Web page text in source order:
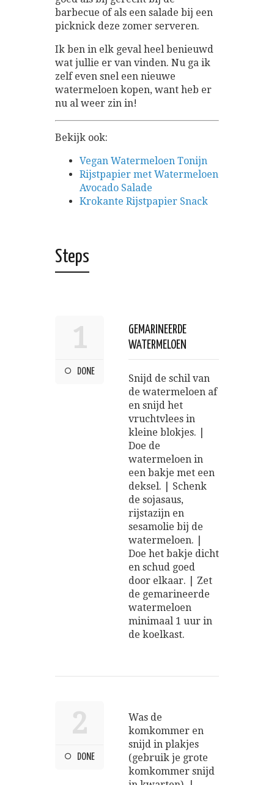
barbecue of als een salade bij een
picknick deze zomer serveren.
Ik ben in elk geval heel benieuwd
wat jullie er van vinden. Nu ga ik
zelf even snel een nieuwe
watermeloen kopen, want heb er
nu al weer zin in!
Bekijk ook:
Vegan Watermeloen Tonijn
Rijstpapier met Watermeloen
Avocado Salade
Krokante Rijstpapier Snack
Steps
1
DONE
GEMARINEERDE
WATERMELOEN
Snijd de schil van
de watermeloen af
en snijd het
vruchtvlees in
kleine blokjes. |
Doe de
watermeloen in
een bakje met een
deksel. | Schenk
de sojasaus,
rijstazijn en
sesamolie bij de
watermeloen. |
Doe het bakje dicht
en schud goed
door elkaar. | Zet
de gemarineerde
watermeloen
minimaal 1 uur in
de koelkast.
2
DONE
Was de
komkommer en
snijd in plakjes
(gebruik je grote
komkommer snijd